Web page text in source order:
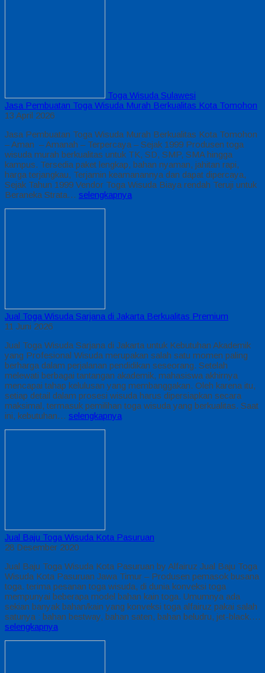
Toga Wisuda Sulawesi
Jasa Pembuatan Toga Wisuda Murah Berkualitas Kota Tomohon
13 April 2026
Jasa Pembuatan Toga Wisuda Murah Berkualitas Kota Tomohon
– Aman – Amanah – Terpercaya – Sejak 1999 Produsen toga
wisuda murah berkualitas untuk TK, SD, SMP, SMA hingga
kampus. Tersedia paket lengkap, bahan nyaman, jahitan rapi,
harga terjangkau, Terjamin keamanannya dan dapat dipercaya,
Sejak Tahun 1999 Vendor Toga Wisuda Biaya rendah Teruji untuk
Beraneka Strata… selengkapnya
Jual Toga Wisuda Sarjana di Jakarta Berkualitas Premium
11 Juni 2026
Jual Toga Wisuda Sarjana di Jakarta untuk Kebutuhan Akademik
yang Profesional Wisuda merupakan salah satu momen paling
berharga dalam perjalanan pendidikan seseorang. Setelah
melewati berbagai tantangan akademik, mahasiswa akhirnya
mencapai tahap kelulusan yang membanggakan. Oleh karena itu,
setiap detail dalam prosesi wisuda harus dipersiapkan secara
maksimal, termasuk pemilihan toga wisuda yang berkualitas. Saat
ini, kebutuhan… selengkapnya
Jual Baju Toga Wisuda Kota Pasuruan
28 Desember 2020
Jual Baju Toga Wisuda Kota Pasuruan by Alfairuz Jual Baju Toga
Wisuda Kota Pasuruan Jawa Timur – Produsen pemasok busana
toga. terima pesanan toga wisuda, di dunia konveksi toga
mempunyai beberapa model bahan kain toga. Umumnya ada
sekian banyak bahan/kain yang konveksi toga alfairuz pakai salah
satunya : bahan bestway, bahan saten, bahan beludru, jet-black….
selengkapnya